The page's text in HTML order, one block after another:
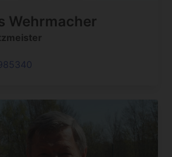
Wehrmacher